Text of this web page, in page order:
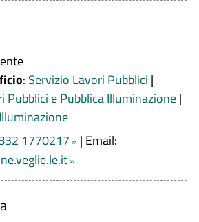
: Servizio Lavori Pubblici |
Pubblici e Pubblica Illuminazione|
1770217 | Email: